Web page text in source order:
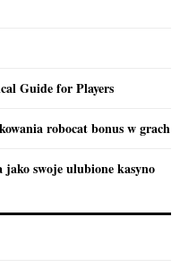
Guide for Players
robocat bonus w grach
jako swoje ulubione kasyno